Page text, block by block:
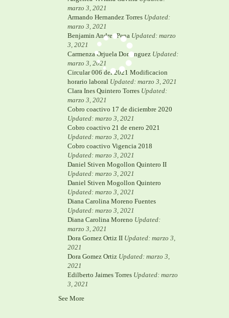
marzo 3, 2021
Armando Hernandez Torres Updated:
marzo 3, 2021
Benjamin Andres Pena Updated: marzo
3, 2021
Carmenza Orjuela Dominguez Updated:
marzo 3, 2021
Circular 006 del 2021 Modificacion
horario laboral Updated: marzo 3, 2021
Clara Ines Quintero Torres Updated:
marzo 3, 2021
Cobro coactivo 17 de diciembre 2020
Updated: marzo 3, 2021
Cobro coactivo 21 de enero 2021
Updated: marzo 3, 2021
Cobro coactivo Vigencia 2018
Updated: marzo 3, 2021
Daniel Stiven Mogollon Quintero II
Updated: marzo 3, 2021
Daniel Stiven Mogollon Quintero
Updated: marzo 3, 2021
Diana Carolina Moreno Fuentes
Updated: marzo 3, 2021
Diana Carolina Moreno Updated:
marzo 3, 2021
Dora Gomez Ortiz II Updated: marzo 3,
2021
Dora Gomez Ortiz Updated: marzo 3,
2021
Edilberto Jaimes Torres Updated: marzo
3, 2021
See More